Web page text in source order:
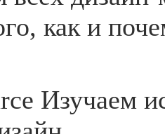
как и
Изучаем